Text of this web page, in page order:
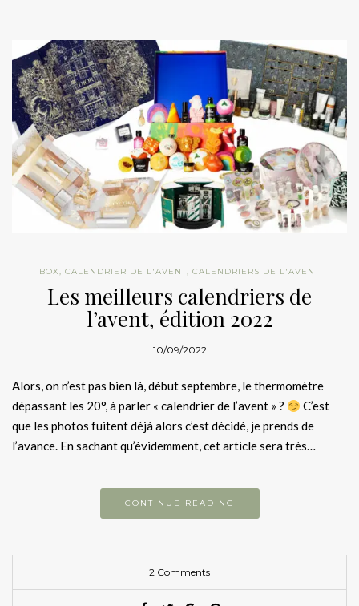
BOX, CALENDRIER DE L'AVENT, CALENDRIERS DE L'AVENT
Les meilleurs calendriers de
l’avent, édition 2022
10/09/2022
Alors, on n’est pas bien là, début septembre, le thermomètre
dépassant les 20°, à parler « calendrier de l’avent » ?
C’est
que les photos fuitent déjà alors c’est décidé, je prends de
l’avance. En sachant qu’évidemment, cet article sera très…
CONTINUE READING
2 Comments